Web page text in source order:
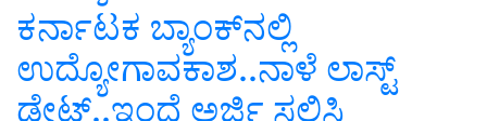
ಕರ್ನಾಟಕ ಬ್ಯಾಂಕ್‌ನಲ್ಲಿ
ಉದ್ಯೋಗಾವಕಾಶ..ನಾಳೆ ಲಾಸ್ಟ್‌
ಡೇಟ್‌..ಇಂದೆ ಅರ್ಜಿ ಸಲ್ಲಿಸಿ